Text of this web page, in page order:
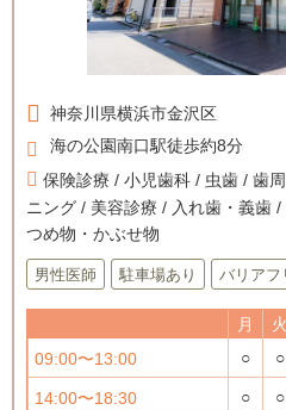
神奈川県横浜市金沢区
海の公園南口駅徒歩約8分
保険診療 / 小児歯科 / 虫歯 / 歯
ニング / 美容診療 / 入れ歯・義歯
つめ物・かぶせ物
男性医師 駐車場あり バリアフ
月 火
09:00〜13:00
○ ○
14:00〜18:30 ○ ○